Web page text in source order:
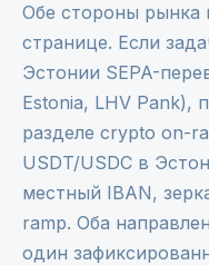
Обе стороны рынка
странице. Если
Эстонии SEPA-
Estonia, LHV Pank),
разделе crypto on-
USDT/USDC в
местный IBAN,
ramp. Оба
один